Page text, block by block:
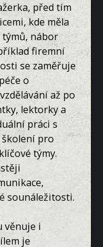
před tím
kde měla
nábor
firemní
se zaměřuje
o
až po
lektorky a
práci s
pro
týmy.
sounáležitosti.
věnuje i
je